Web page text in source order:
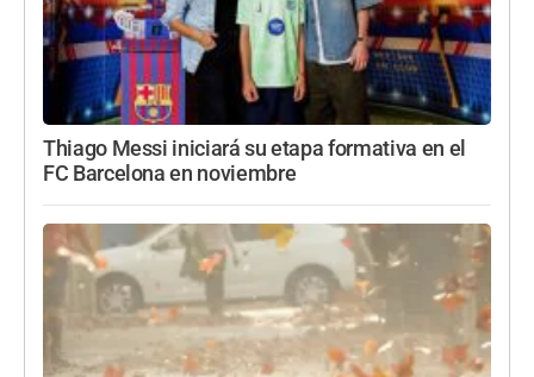
Thiago Messi iniciará su etapa formativa en el
FC Barcelona en noviembre